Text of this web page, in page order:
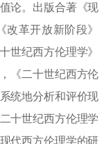
论。出版合著《现
改革开放新阶段》
世纪西方伦理学》
《二十世纪西方伦
统地分析和评价现
十世纪西方伦理学
代西方伦理学的研